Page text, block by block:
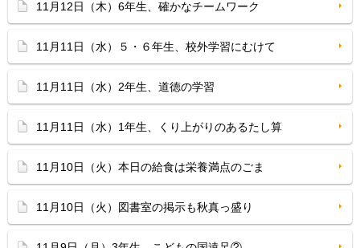
11月12日（木）6年生、確かなチームワーク
11月11日（水）５・６年生、校外学習にむけて
11月11日（水）2年生、道徳の学習
11月11日（水）1年生、くり上がりのあるたし算
11月10日（火）本日の給食は栄養満点のごま
11月10日（火）図書室の掲示も秋真っ盛り